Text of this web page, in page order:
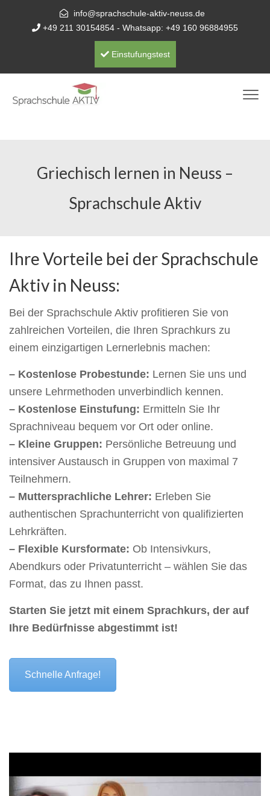
info@sprachschule-aktiv-neuss.de
+49 211 30154854 - Whatsapp: +49 160 96884955
Einstufungstest
Griechisch lernen in Neuss –
Sprachschule Aktiv
Ihre Vorteile bei der Sprachschule
Aktiv in Neuss:
Bei der Sprachschule Aktiv profitieren Sie von
zahlreichen Vorteilen, die Ihren Sprachkurs zu
einem einzigartigen Lernerlebnis machen:
– Kostenlose Probestunde: Lernen Sie uns und
unsere Lehrmethoden unverbindlich kennen.
– Kostenlose Einstufung: Ermitteln Sie Ihr
Sprachniveau bequem vor Ort oder online.
– Kleine Gruppen: Persönliche Betreuung und
intensiver Austausch in Gruppen von maximal 7
Teilnehmern.
– Muttersprachliche Lehrer: Erleben Sie
authentischen Sprachunterricht von qualifizierten
Lehrkräften.
– Flexible Kursformate: Ob Intensivkurs,
Abendkurs oder Privatunterricht – wählen Sie das
Format, das zu Ihnen passt.
Starten Sie jetzt mit einem Sprachkurs, der auf
Ihre Bedürfnisse abgestimmt ist!
Schnelle Anfrage!